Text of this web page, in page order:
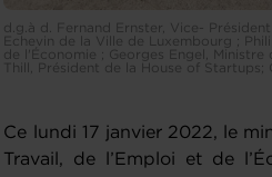
d.g.à d. Fernand Ernster, Vice-
Echevin de la Ville de Luxembourg ;
de l'Économie ; Georges Engel, Ministre
Thill, Président de la House of
Ce lundi 17 janvier 2022, le
Travail, de l’Emploi et de